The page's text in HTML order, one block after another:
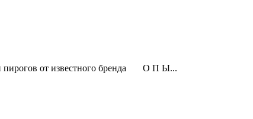
от известного бренда О П Ы...